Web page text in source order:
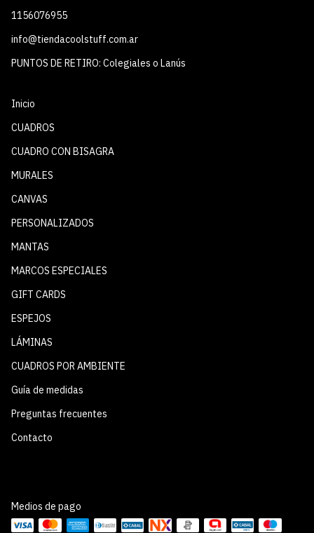
1156076955
info@tiendacoolstuff.com.ar
PUNTOS DE RETIRO: Colegiales o Lanús
Inicio
CUADROS
CUADRO CON BISAGRA
MURALES
CANVAS
PERSONALIZADOS
MANTAS
MARCOS ESPECIALES
GIFT CARDS
ESPEJOS
LÁMINAS
CUADROS POR AMBIENTE
Guía de medidas
Preguntas frecuentes
Contacto
Medios de pago